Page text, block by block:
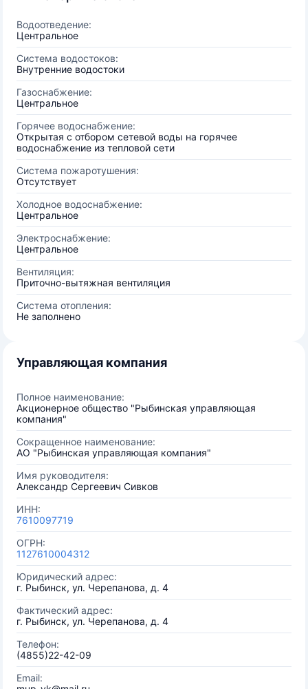
Водоотведение:
Центральное
Система водостоков:
Внутренние водостоки
Газоснабжение:
Центральное
Горячее водоснабжение:
Открытая с отбором сетевой воды на горячее
водоснабжение из тепловой сети
Система пожаротушения:
Отсутствует
Холодное водоснабжение:
Центральное
Электроснабжение:
Центральное
Вентиляция:
Приточно-вытяжная вентиляция
Система отопления:
Не заполнено
Управляющая компания
Полное наименование:
Акционерное общество "Рыбинская управляющая
компания"
Сокращенное наименование:
АО "Рыбинская управляющая компания"
Имя руководителя:
Александр Сергеевич Сивков
ИНН:
7610097719
ОГРН:
1127610004312
Юридический адрес:
г. Рыбинск, ул. Черепанова, д. 4
Фактический адрес:
г. Рыбинск, ул. Черепанова, д. 4
Телефон:
(4855)22-42-09
Email: